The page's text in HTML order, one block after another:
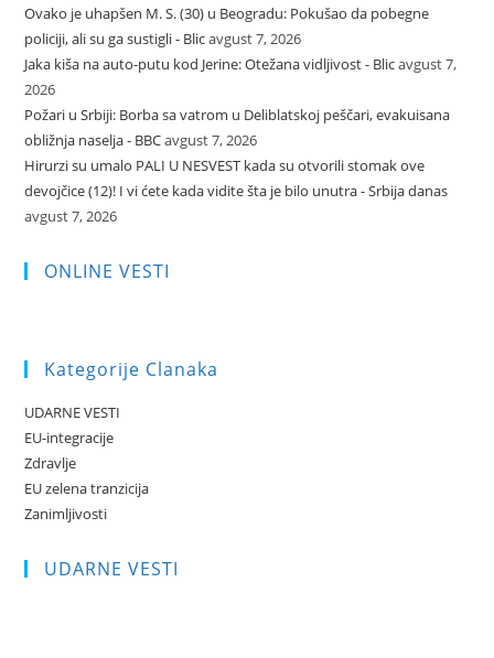
Ovako je uhapšen M. S. (30) u Beogradu: Pokušao da pobegne
policiji, ali su ga sustigli - Blicavgust 7, 2026
Jaka kiša na auto-putu kod Jerine: Otežana vidljivost - Blicavgust 7,
2026
Požari u Srbiji: Borba sa vatrom u Deliblatskoj peščari, evakuisana
obližnja naselja - BBCavgust 7, 2026
Hirurzi su umalo PALI U NESVEST kada su otvorili stomak ove
devojčice (12)! I vi ćete kada vidite šta je bilo unutra - Srbija danas
avgust 7, 2026
ONLINE VESTI
Kategorije Clanaka
UDARNE VESTI
EU-integracije
Zdravlje
EU zelena tranzicija
Zanimljivosti
UDARNE VESTI